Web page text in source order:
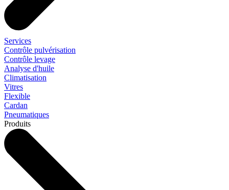
Services
Contrôle pulvérisation
Contrôle levage
Analyse d'huile
Climatisation
Vitres
Flexible
Cardan
Pneumatiques
Produits